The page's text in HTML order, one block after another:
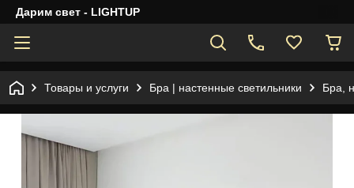
Дарим свет - LIGHTUP
Товары и услуги Бра | настенные светильники Бра,